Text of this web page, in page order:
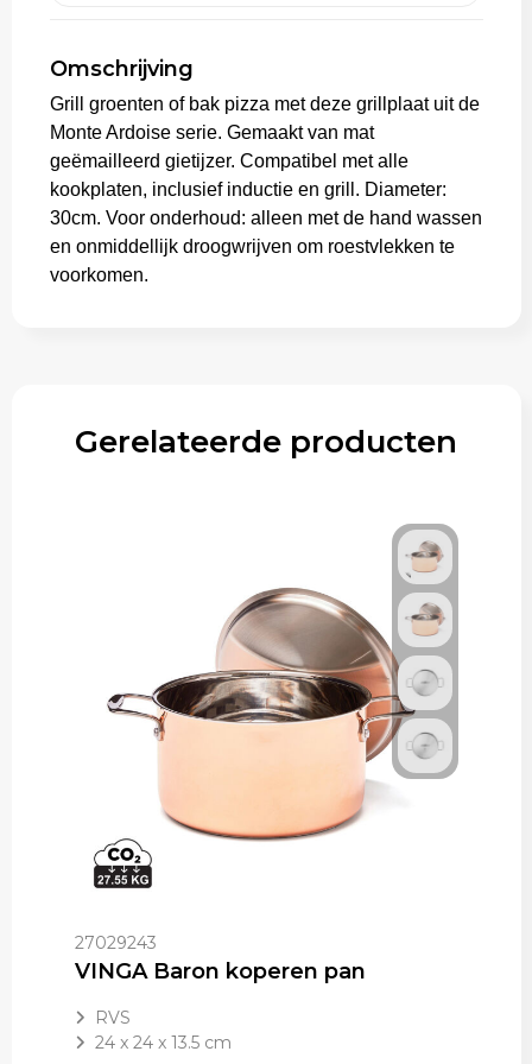
Omschrijving
Grill groenten of bak pizza met deze grillplaat uit de
Monte Ardoise serie. Gemaakt van mat
geëmailleerd gietijzer. Compatibel met alle
kookplaten, inclusief inductie en grill. Diameter:
30cm. Voor onderhoud: alleen met de hand wassen
en onmiddellijk droogwrijven om roestvlekken te
voorkomen.
Gerelateerde producten
27029243
VINGA Baron koperen pan
RVS
24 x 24 x 13.5 cm